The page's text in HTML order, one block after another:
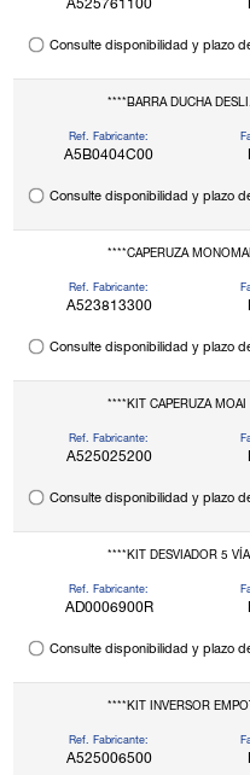
A525761100
Consulte disponibilidad y plazo
****BARRA DUCHA
Ref. Fabricante:
A5B0404C00
Consulte disponibilidad y plazo
****CAPERUZA
Ref. Fabricante:
A523813300
Consulte disponibilidad y plazo
****KIT CAPERUZA MOAI
Ref. Fabricante:
A525025200
Consulte disponibilidad y plazo
****KIT DESVIADOR 5
Ref. Fabricante:
AD0006900R
Consulte disponibilidad y plazo
****KIT INVERSOR
Ref. Fabricante:
A525006500